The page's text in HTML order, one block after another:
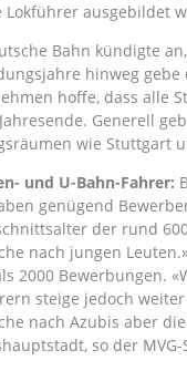
Lokführer ausgebildet
Bahn kündigte
hinweg gebe
hoffe, dass alle
Generell
wie Stuttgart
und U-Bahn-Fahrer:
genügend
der rund
nach jungen
2000 Bewerbungen.
steige jedoch
nach Azubis aber
so der